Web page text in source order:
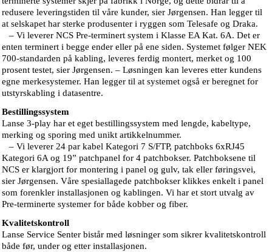
redusere leveringstiden til våre kunder, sier Jørgensen. Han legger til
at selskapet har sterke produsenter i ryggen som Telesafe og Draka.
– Vi leverer NCS Pre-terminert system i Klasse EA Kat. 6A. Det er
enten terminert i begge ender eller på ene siden. Systemet følger NEK
700-standarden på kabling, leveres ferdig montert, merket og 100
prosent testet, sier Jørgensen. – Løsningen kan leveres etter kundens
egne merkesystemer. Han legger til at systemet også er beregnet for
utstyrskabling i datasentre.
Bestillingssystem
Lanse 3-play har et eget bestillingssystem med lengde, kabeltype,
merking og sporing med unikt artikkelnummer.
– Vi leverer 24 par kabel Kategori 7 S/FTP, patchboks 6xRJ45
Kategori 6A og 19” patchpanel for 4 patchbokser. Patchboksene til
NCS er klargjort for montering i panel og gulv, tak eller føringsvei,
sier Jørgensen. Våre spesiallagede patchbokser klikkes enkelt i panel
som forenkler installasjonen og kablingen. Vi har et stort utvalg av
Pre-terminerte systemer for både kobber og fiber.
Kvalitetskontroll
Lanse Service Senter bistår med løsninger som sikrer kvalitetskontroll
både før, under og etter installasjonen.